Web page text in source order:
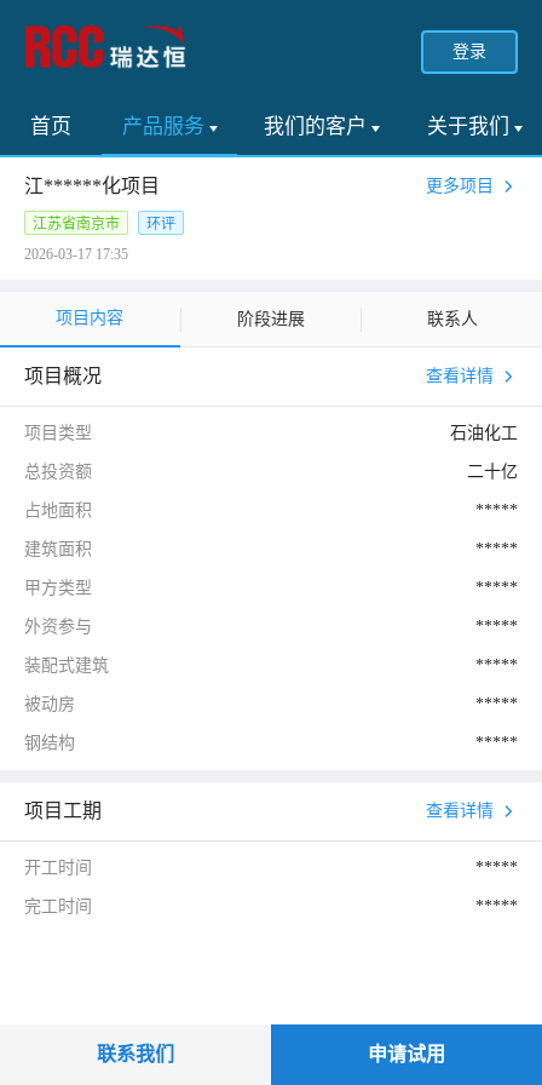
登录
首页 产品服务 我们的客户 关于我们
江******化项目 更多项目
江苏省南京市
环评
2026-03-17 17:35
项目内容 阶段进展 联系人
项目概况 查看详情
项目类型 石油化工
总投资额 二十亿
占地面积 *****
建筑面积 *****
甲方类型 *****
外资参与 *****
装配式建筑 *****
被动房 *****
钢结构 *****
项目工期 查看详情
开工时间 *****
完工时间 *****
联系我们 申请试用